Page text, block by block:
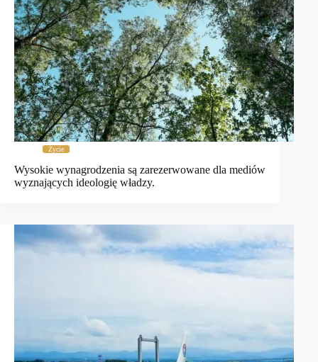
Życie
Wysokie wynagrodzenia są zarezerwowane dla mediów
wyznających ideologię władzy.